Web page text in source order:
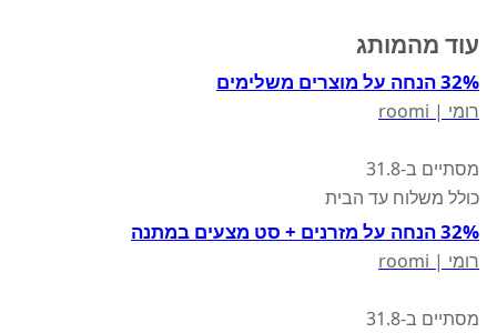
עוד מהמותג
32% הנחה על מוצרים משלימים
רומי | roomi
מסתיים ב-31.8
כולל משלוח עד הבית
32% הנחה על מזרנים + סט מצעים במתנה
רומי | roomi
מסתיים ב-31.8